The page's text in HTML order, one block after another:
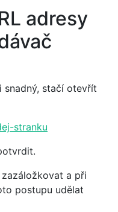
adresy
stačí otevřít
stranku
a při
postupu udělat